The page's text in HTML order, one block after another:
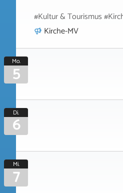
#Kultur & Tourismus
Kirche-MV
Mo.
5
Di.
6
Mi.
7